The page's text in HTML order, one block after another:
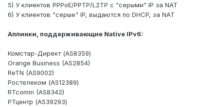
5) У клиентов PPPoE/PPTP/L2TP с "серыми" IP за NAT
6) У клиентов "серые" IP, выдаются по DHCP, за NAT
Аплинки, поддерживающие Native IPv6:
Комстар-Директ (AS8359)
Orange Business (AS2854)
ReTN (AS9002)
Ростелеком (AS12389)
RTcomm (AS8342)
РТцентр (AS39293)